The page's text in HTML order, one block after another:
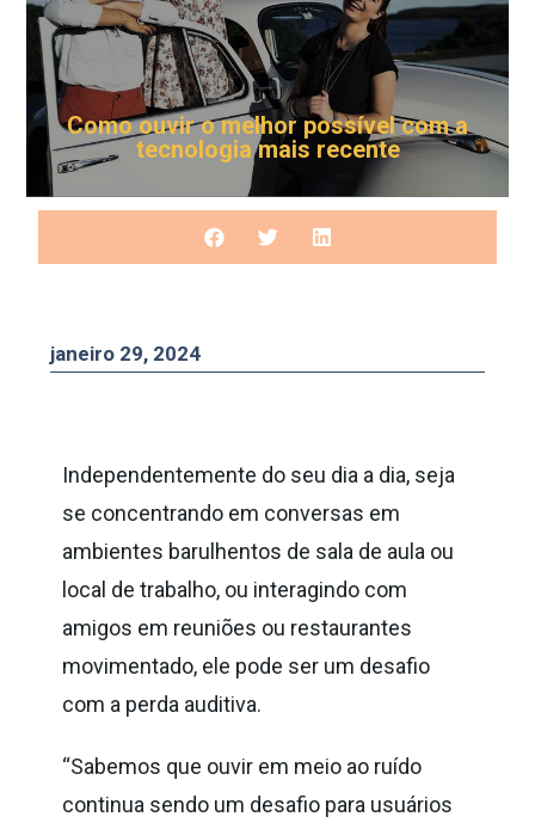
Como ouvir o melhor possível com a
tecnologia mais recente
janeiro 29, 2024
Independentemente do seu dia a dia, seja
se concentrando em conversas em
ambientes barulhentos de sala de aula ou
local de trabalho, ou interagindo com
amigos em reuniões ou restaurantes
movimentado, ele pode ser um desafio
com a perda auditiva.
“Sabemos que ouvir em meio ao ruído
continua sendo um desafio para usuários